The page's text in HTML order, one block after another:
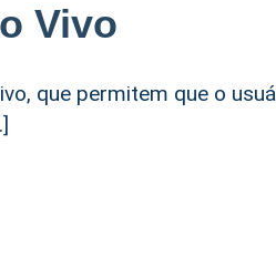
Vivo
que permitem que o